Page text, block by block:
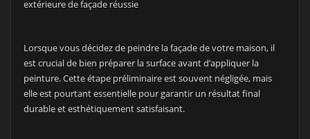
extérieure de façade réussie
Lorsque vous décidez de peindre la façade de votre maison, il
est crucial de bien préparer la surface avant d’appliquer la
peinture. Cette étape préliminaire est souvent négligée, mais
elle est pourtant essentielle pour garantir un résultat final
durable et esthétiquement satisfaisant.